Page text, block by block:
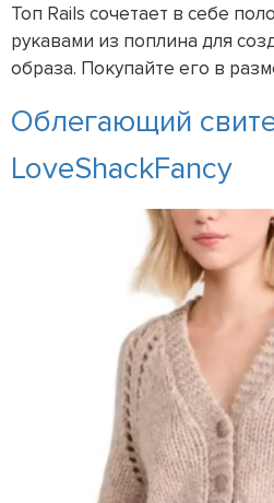
Топ Rails сочетает в себе
рукавами из поплина для
образа. Покупайте его в
Облегающий
LoveShackFancy